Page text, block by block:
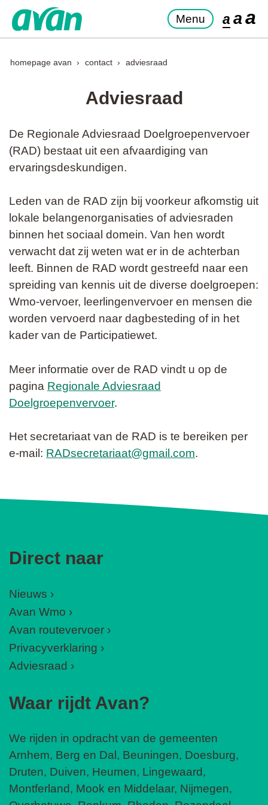
Menu a aa
homepage avan contact adviesraad
Adviesraad
De Regionale Adviesraad Doelgroepenvervoer
(RAD) bestaat uit een afvaardiging van
ervaringsdeskundigen.
Leden van de RAD zijn bij voorkeur afkomstig uit
lokale belangenorganisaties of adviesraden
binnen het sociaal domein. Van hen wordt
verwacht dat zij weten wat er in de achterban
leeft. Binnen de RAD wordt gestreefd naar een
spreiding van kennis uit de diverse doelgroepen:
Wmo-vervoer, leerlingenvervoer en mensen die
worden vervoerd naar dagbesteding of in het
kader van de Participatiewet.
Meer informatie over de RAD vindt u op de
pagina Regionale Adviesraad
Doelgroepenvervoer.
Het secretariaat van de RAD is te bereiken per
e-mail: RADsecretariaat@gmail.com.
Direct naar
Nieuws
Avan Wmo
Avan routevervoer
Privacyverklaring
Adviesraad
Waar rijdt Avan?
We rijden in opdracht van de gemeenten
Arnhem, Berg en Dal, Beuningen, Doesburg,
Druten, Duiven, Heumen, Lingewaard,
Montferland, Mook en Middelaar, Nijmegen,